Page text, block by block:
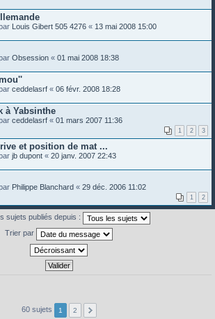
Louis Gibert 505 4276 « 13 mai 2008 15:00
Obsession « 01 mai 2008 18:38
ceddelasrf « 06 févr. 2008 18:28
à Yabsinthe
ceddelasrf « 01 mars 2007 11:36
1 2 3
et position de mat ...
jb dupont « 20 janv. 2007 22:43
Philippe Blanchard « 29 déc. 2006 11:02
1 2
sujets publiés depuis :
Trier par
60 sujets 1 2